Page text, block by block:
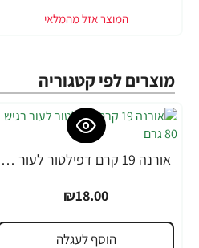
מוצרים לפי קטגוריה
אורנה 19 קרם דפילטור לעור רגיש 80 גרם
₪18.00
הוסף לעגלה